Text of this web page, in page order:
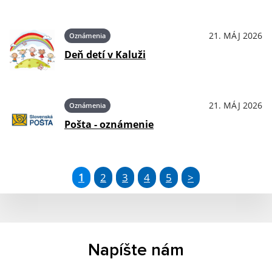
Oznámenia 21. MÁJ 2026
Deň detí v Kaluži
Oznámenia 21. MÁJ 2026
Pošta - oznámenie
1 2 3 4 5 >
Napíšte nám